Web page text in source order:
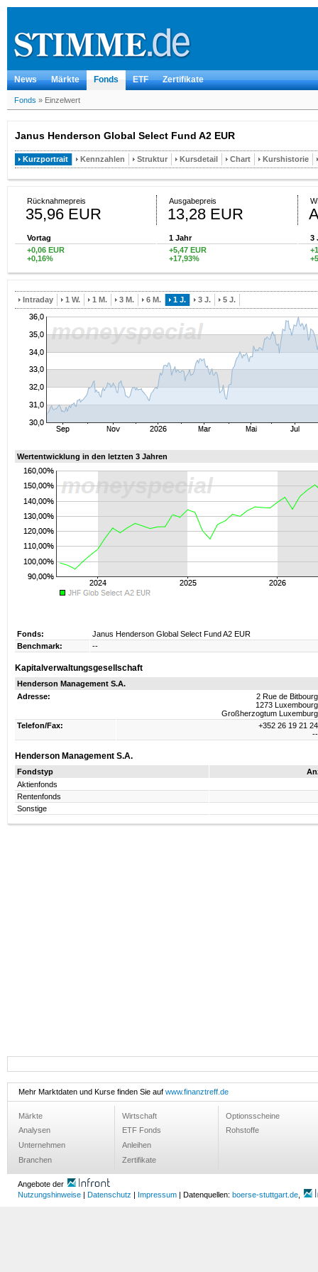
News Märkte Fonds ETF Zertifikate
Fonds » Einzelwert
Janus Henderson Global Select Fund A2 EUR
Kurzportrait Kennzahlen Struktur Kursdetail Chart Kurshistorie
Rücknahmepreis
35,96 EUR
Ausgabepreis
13,28 EUR
Vortag 1 Jahr
3
+0,06 EUR
+0,16%
+5,47 EUR
+17,93%
Intraday 1 W. 1 M. 3 M. 6 M. 1 J. 3 J. 5 J.
Wertentwicklung in den letzten 3 Jahren
Fonds:
Janus Henderson Global Select Fund A2 EUR
Benchmark:
--
Kapitalverwaltungsgesellschaft
Henderson Management S.A.
Adresse:
2 Rue de Bitbourg
1273 Luxembourg
Großherzogtum Luxemburg
Telefon/Fax:
+352 26 19 21 24
--
Henderson Management S.A.
Fondstyp
Aktienfonds
Rentenfonds
Sonstige
Mehr Marktdaten und Kurse finden Sie auf www.finanztreff.de
Märkte
Analysen
Unternehmen
Branchen
Wirtschaft
ETF Fonds
Anleihen
Zertifikate
Optionsscheine
Rohstoffe
Angebote der
Nutzungshinweise
Datenschutz Impressum | Datenquellen: boerse-stuttgart.de,